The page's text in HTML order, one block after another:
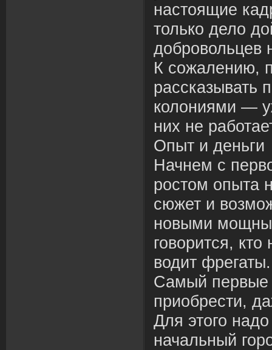
настоящие
только дело
добровольцев
К сожалению,
рассказывать
колониями —
них не
Опыт и деньги
Начнем с
ростом опыта
сюжет и
новыми
говорится,
водит
Самый первые
приобрести,
Для этого
начальный